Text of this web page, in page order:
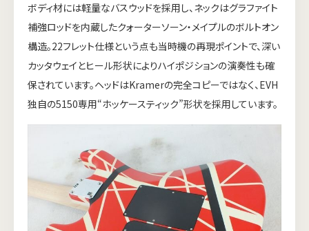
ボディ材には軽量なバスウッドを採用し、ネックはグラファイト
補強ロッドを内蔵したクォーターソーン・メイプルのボルトオン
構造。22フレット仕様という点も当時機の再現ポイントで、深い
カッタウェイとヒール形状によりハイポジションの演奏性も確
保されています。ヘッドはKramerの完全コピーではなく、EVH
独自の5150専用“ホッケースティック”形状を採用しています。